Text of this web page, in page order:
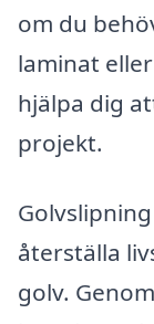
om du
laminat
hjälpa dig
projekt.
återställa
golv.